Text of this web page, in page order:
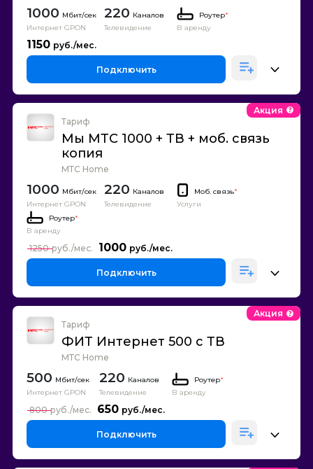
1000
Интернет GPON
220 Каналов
Телевидение
Роутер*
В аренду
1150
Подключить
Тариф
Мы МТС 1000 + ТВ + моб. связь
копия
МТС Home
Акция
1000
Интернет GPON
220 Каналов
Телевидение
Моб. связь*
Услуги
Роутер*
В аренду
1000
1250
Подключить
Тариф
ФИТ Интернет 500 с ТВ
МТС Home
Акция
500
Интернет GPON
220 Каналов
Телевидение
Роутер*
В аренду
650
800
Подключить